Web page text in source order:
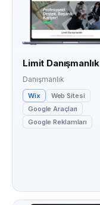
Limit Danışmanlık
Danışmanlık
Wix
Web Sitesi
Google Araçları
Google Reklamları